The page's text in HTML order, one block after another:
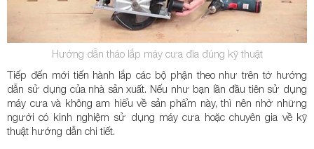
Hướng dẫn tháo lắp máy cưa đĩa đúng kỹ thuật
Tiếp đến mới tiến hành lắp các bộ phận theo như trên tờ hướng
dẫn sử dụng của nhà sản xuất. Nếu như bạn lần đầu tiên sử dụng
máy cưa và không am hiểu về sản phẩm này, thì nên nhờ những
người có kinh nghiệm sử dụng máy cưa hoặc chuyên gia về kỹ
thuật hướng dẫn chi tiết.